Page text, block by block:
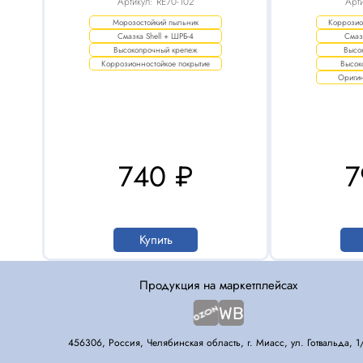
Морозостойкий пыльник
Смазка Shell + ШРБ-4
Высокопрочный крепеж
Коррозионностойкое покрытие
740 ₽
Купить
серия
Продукция на маркетплейсах
456306, Россия, Челябинская область, г. Миасс, ул. Готвальда,